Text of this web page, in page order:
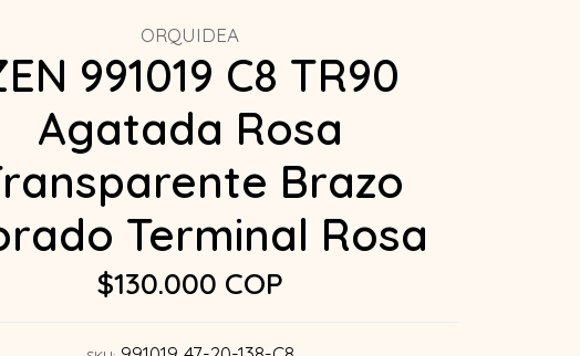
ORQUIDEA
991019 C8 TR90
Agatada Rosa
Brazo
Terminal Rosa
$130.000 COP